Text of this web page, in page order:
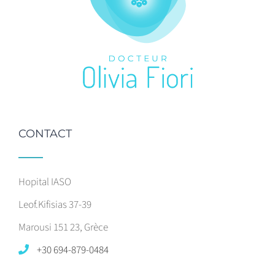
CONTACT
Hopital IASO
Leof.Kifisias 37-39
Marousi 151 23, Grèce
+30 694-879-0484